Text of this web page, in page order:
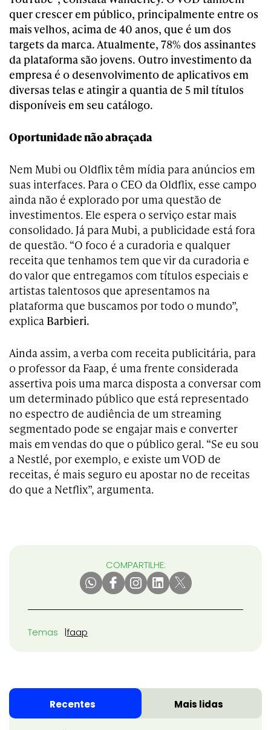
quer crescer em público, principalmente entre os
mais velhos, acima de 40 anos, que é um dos
targets da marca. Atualmente, 78% dos assinantes
da plataforma são jovens. Outro investimento da
empresa é o desenvolvimento de aplicativos em
diversas telas e atingir a quantia de 5 mil títulos
disponíveis em seu catálogo.
Oportunidade não abraçada
Nem Mubi ou Oldflix têm mídia para anúncios em
suas interfaces. Para o CEO da Oldflix, esse campo
ainda não é explorado por uma questão de
investimentos. Ele espera o serviço estar mais
consolidado. Já para Mubi, a publicidade está fora
de questão. “O foco é a curadoria e qualquer
receita que tenhamos tem que vir da curadoria e
do valor que entregamos com títulos especiais e
artistas talentosos que apresentamos na
plataforma que buscamos por todo o mundo”,
explica Barbieri.
Ainda assim, a verba com receita publicitária, para
o professor da Faap, é uma frente considerada
assertiva pois uma marca disposta a conversar com
um determinado público que está representado
no espectro de audiência de um streaming
segmentado pode se engajar mais e converter
mais em vendas do que o público geral. “Se eu sou
a Nestlé, por exemplo, e existe um VOD de
receitas, é mais seguro eu apostar no de receitas
do que a Netflix”, argumenta.
COMPARTILHE:
Temas faap
Recentes Mais lidas